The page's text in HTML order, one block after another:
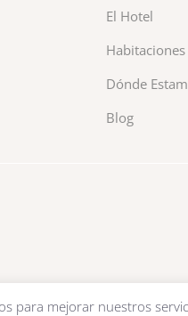
El Hotel
Habitaciones
Dónde
Blog
para mejorar nuestros